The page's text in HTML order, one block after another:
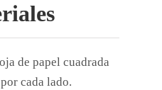
de papel cuadrada
cada lado.